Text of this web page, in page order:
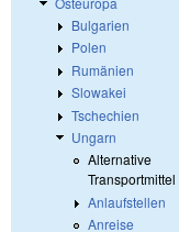
Bulgarien
Polen
Rumänien
Slowakei
Tschechien
Ungarn
Alternative
Transportmittel
Anlaufstellen
Anreise